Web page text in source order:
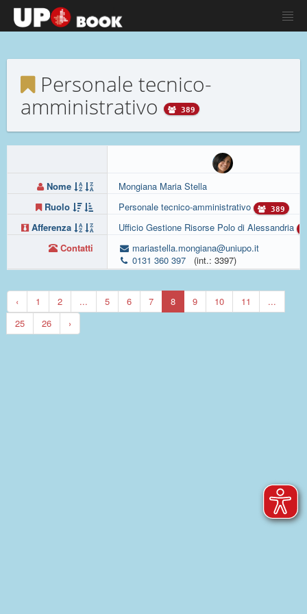
Personale tecnico-
amministrativo
389
Nome
Ruolo
Afferenza
Contatti
Mongiana Maria Stella
Personale tecnico-amministrativo
389
Ufficio Gestione Risorse Polo di Alessandria
mariastella.mongiana@uniupo.it
0131 360 397
(int.: 3397)
‹ 1 2 ... 5 6 7 8 9 10 11
...
25
26 ›